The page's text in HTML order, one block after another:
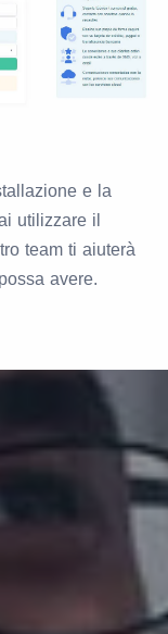
e la
utilizzare il
team ti aiuterà
avere.